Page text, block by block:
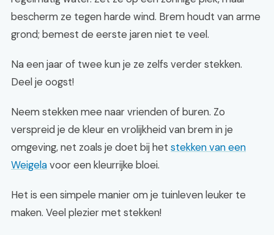
bescherm ze tegen harde wind. Brem houdt van arme
grond; bemest de eerste jaren niet te veel.
Na een jaar of twee kun je ze zelfs verder stekken.
Deel je oogst!
Neem stekken mee naar vrienden of buren. Zo
verspreid je de kleur en vrolijkheid van brem in je
omgeving, net zoals je doet bij het stekken van een
Weigelavoor een kleurrijke bloei.
Het is een simpele manier om je tuinleven leuker te
maken. Veel plezier met stekken!